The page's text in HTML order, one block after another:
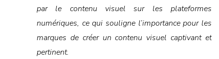
par le contenu visuel sur les plateformes
numériques, ce qui souligne l’importance pour les
marques de créer un contenu visuel captivant et
pertinent.